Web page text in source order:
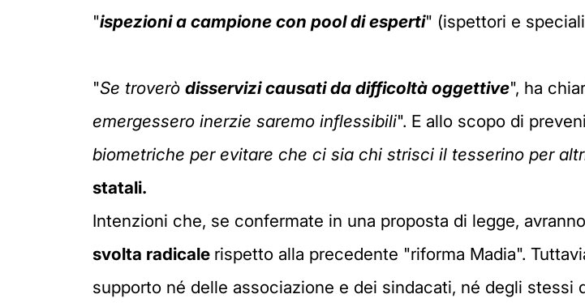
"ispezioni a campione con pool di esperti" (ispettori e
"Se troverò disservizi causati da difficoltà oggettive", ha
emergessero inerzie saremo inflessibili". E allo scopo di
biometriche per evitare che ci sia chi strisci il tesserino per
statali.
Intenzioni che, se confermate in una proposta di legge,
svolta radicale rispetto alla precedente "riforma Madia".
supporto né delle associazione e dei sindacati, né degli stessi